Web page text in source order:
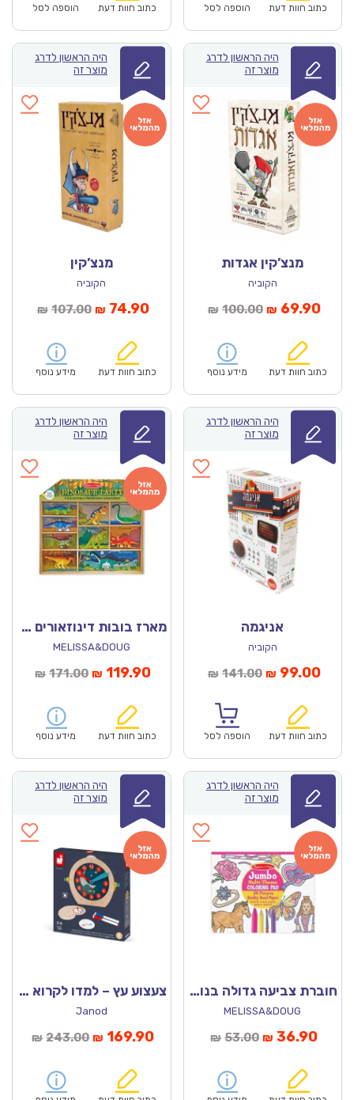
₪128.00.כתוב חוות דעת הוספה לסל
₪107.00.
₪74.90.
כתוב חוות דעת הוספה לסל
היה הראשון לדרג
מוצר זה
מנצ’קין אגדות
הקוביה
₪ 100.00המחיר
היה:
₪100.00.
₪ 69.90
כתוב חוות דעת מידע נוסף
היה הראשון לדרג
מוצר זה
מנצ’קין
הקוביה
₪ 107.00המחיר
היה:
₪107.00.
₪ 74.90המחיר
כתוב חוות דעת מידע נוסף
היה הראשון לדרג
מוצר זה
אניגמה
הקוביה
₪ 141.00המחיר
היה:
₪141.00.
₪ 99.00
כתוב חוות דעת הוספה לסל
היה הראשון לדרג
מוצר זה
מארז בובות דינוזאורים מליסה ודאג
MELISSA&DOUG
₪ 171.00המחיר
₪171.00.
₪ 119.90המחיר
₪119.90.
כתוב חוות דעת מידע נוסף
היה הראשון לדרג
מוצר זה
חוברת צביעה גדולה בנות מליסה ודאג
MELISSA&DOUG
₪ 53.00המחיר
₪ 36.90
היה הראשון לדרג
מוצר זה
צעצוע עץ – למדו לקרוא שעון
Janod
₪ 243.00המחיר
₪ 169.90המחיר